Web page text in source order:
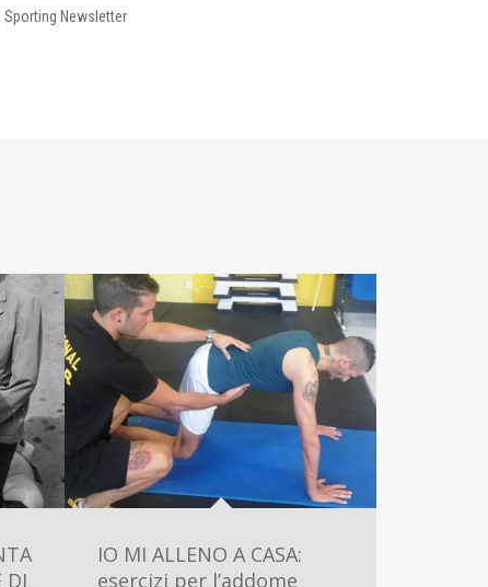
Sporting Newsletter
DI
IO MI ALLENO A CASA:
esercizi per l’addome